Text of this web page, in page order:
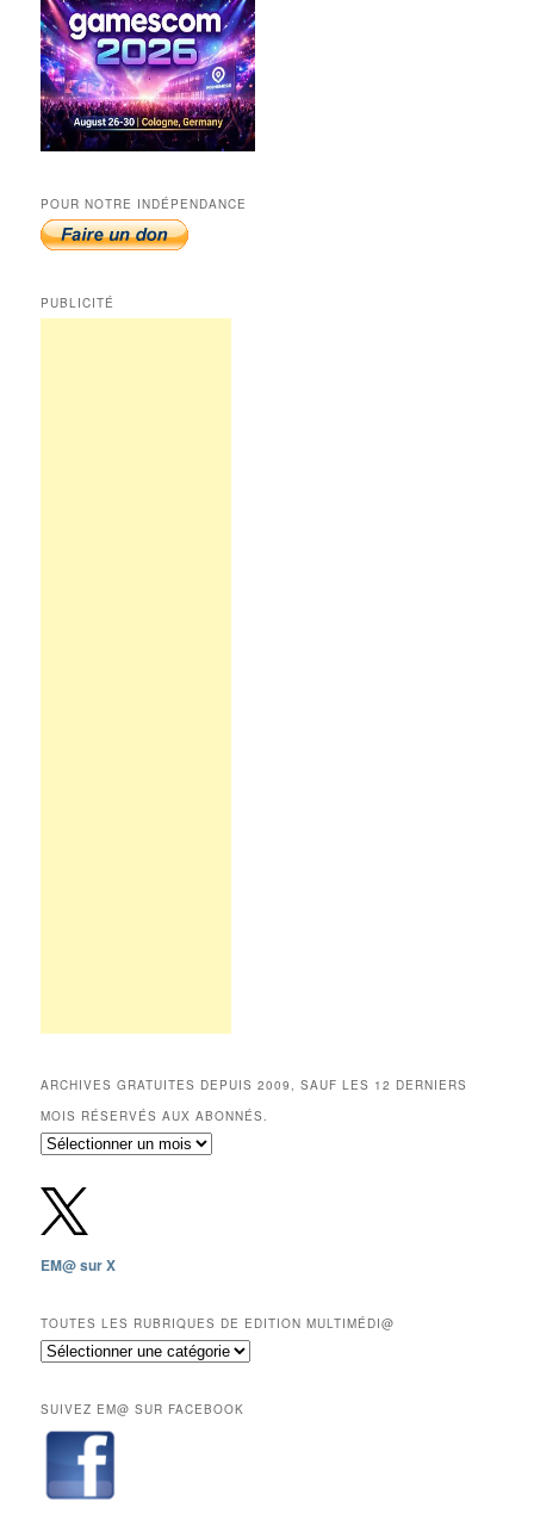
POUR NOTRE INDÉPENDANCE
PUBLICITÉ
ARCHIVES GRATUITES DEPUIS 2009, SAUF LES 12 DERNIERS
MOIS RÉSERVÉS AUX ABONNÉS.
Archives
depuis
2009,
sauf
12
mois
réservés
aux
EM@ sur X
TOUTES LES RUBRIQUES DE EDITION MULTIMÉDI@
Toutes
de
Edition
Multimédi@
SUIVEZ EM@ SUR FACEBOOK